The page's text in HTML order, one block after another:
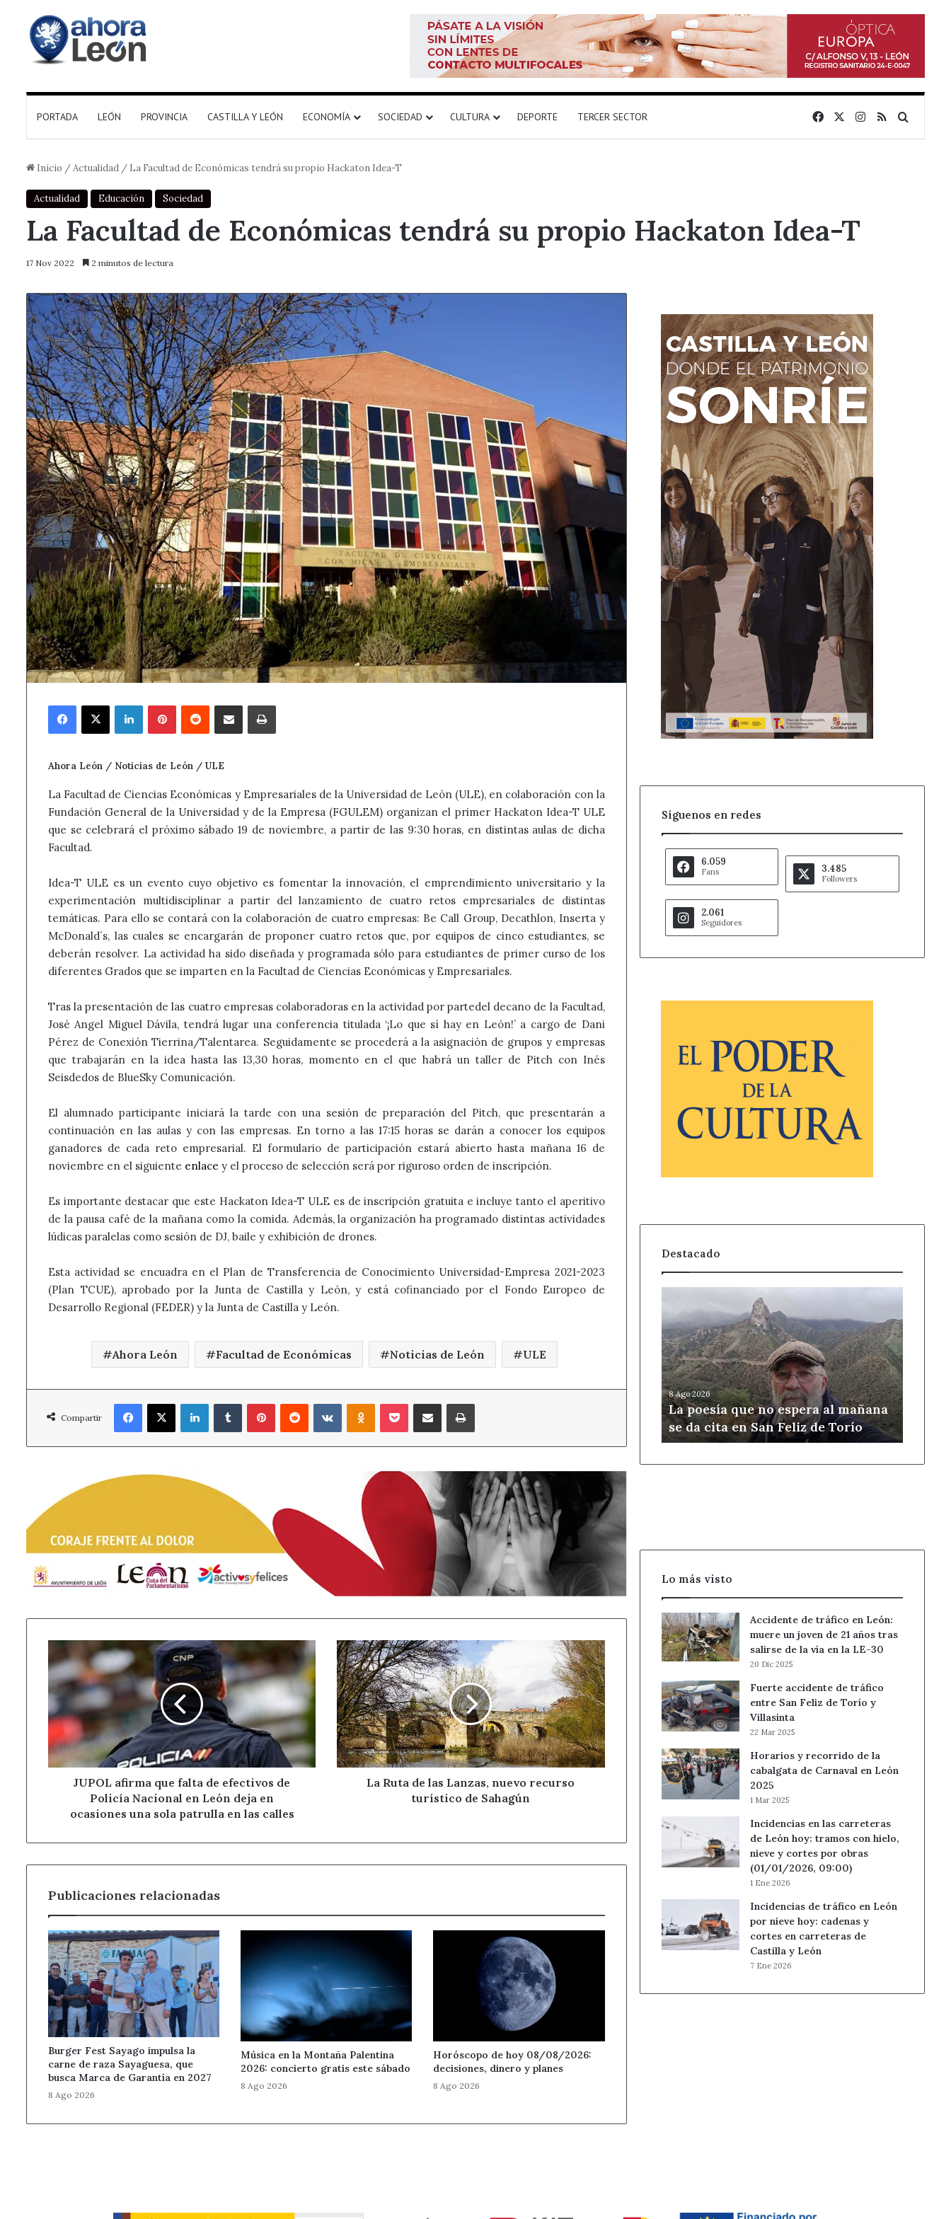
PORTADA LEÓN PROVINCIA CASTILLA Y LEÓN ECONOMÍA SOCIEDAD CULTURA DEPORTE TERCER SECTOR FacebookInstagram
RSS
Inicio /Actualidad / La Facultad de Económicas tendrá su propio Hackaton Idea-T
Actualidad Educación Sociedad
La Facultad de Económicas tendrá su propio Hackaton Idea-T
17 Nov 2022 2 minutos de lectura
Facebook
X LinkedInPinterestReddit Compartir por correo electrónicoImprimir
Ahora León / Noticias de León / ULE
La Facultad de Ciencias Económicas y Empresariales de la Universidad de León (ULE), en colaboración con la
Fundación General de la Universidad y de la Empresa (FGULEM) organizan el primer Hackaton Idea-T ULE
que se celebrará el próximo sábado 19 de noviembre, a partir de las 9:30 horas, en distintas aulas de dicha
Facultad.
Idea-T ULE es un evento cuyo objetivo es fomentar la innovación, el emprendimiento universitario y la
experimentación multidisciplinar a partir del lanzamiento de cuatro retos empresariales de distintas
temáticas. Para ello se contará con la colaboración de cuatro empresas: Be Call Group, Decathlon, Inserta y
McDonald´s, las cuales se encargarán de proponer cuatro retos que, por equipos de cinco estudiantes, se
deberán resolver. La actividad ha sido diseñada y programada sólo para estudiantes de primer curso de los
diferentes Grados que se imparten en la Facultad de Ciencias Económicas y Empresariales.
Tras la presentación de las cuatro empresas colaboradoras en la actividad por partedel decano de la Facultad,
José Angel Miguel Dávila, tendrá lugar una conferencia titulada ‘¡Lo que sí hay en León!’ a cargo de Dani
Pérez de Conexión Tierrina/Talentarea. Seguidamente se procederá a la asignación de grupos y empresas
que trabajarán en la idea hasta las 13,30 horas, momento en el que habrá un taller de Pitch con Inés
Seisdedos de BlueSky Comunicación.
El alumnado participante iniciará la tarde con una sesión de preparación del Pitch, que presentarán a
continuación en las aulas y con las empresas. En torno a las 17:15 horas se darán a conocer los equipos
ganadores de cada reto empresarial. El formulario de participación estará abierto hasta mañana 16 de
noviembre en el siguiente enlace y el proceso de selección será por riguroso orden de inscripción.
Es importante destacar que este Hackaton Idea-T ULE es de inscripción gratuita e incluye tanto el aperitivo
de la pausa café de la mañana como la comida. Además, la organización ha programado distintas actividades
lúdicas paralelas como sesión de DJ, baile y exhibición de drones.
Esta actividad se encuadra en el Plan de Transferencia de Conocimiento Universidad-Empresa 2021-2023
(Plan TCUE), aprobado por la Junta de Castilla y León, y está cofinanciado por el Fondo Europeo de
Desarrollo Regional (FEDER) y la Junta de Castilla y León.
Ahora León Facultad de Económicas Noticias de León ULE
Compartir
Facebook
X LinkedInTumblrPinterestReddit VKontakteOdnoklassniki
PocketCompartir por correo electrónicoImprimir
JUPOL
afirma
que
falta
efectivos
de
Policía
Nacional
ocasiones
en
las
calles
JUPOL afirma que falta de efectivos de
Policía Nacional en León deja en
ocasiones una sola patrulla en las calles
La
Ruta
de
las
Lanzas,
nuevo
recurso
turístico
de
SahagúnLa Ruta de las Lanzas, nuevo recurso
turístico de Sahagún
Publicaciones relacionadas
Burger Fest Sayago impulsa la
carne de raza Sayaguesa, que
busca Marca de Garantía en 2027
8 Ago 2026
Música en la Montaña Palentina
2026: concierto gratis este sábado
8 Ago 2026
Horóscopo de hoy 08/08/2026:
decisiones, dinero y planes
8 Ago 2026
Síguenos en redes
6.059
Fans 3.485
Followers
2.061
Seguidores
Destacado
que
no
espera
al
mañana
se
da
cita
en
8 Ago 2026
La poesía que no espera al mañana
se da cita en San Feliz de Torío
Lo más visto
Accidente de tráfico en León:
muere un joven de 21 años tras
salirse de la vía en la LE-30
20 Dic 2025
Fuerte accidente de tráfico
entre San Feliz de Torío y
Villasinta
22 Mar 2025
Horarios y recorrido de la
cabalgata de Carnaval en León
2025
1 Mar 2025
Incidencias en las carreteras
de León hoy: tramos con hielo,
nieve y cortes por obras
(01/01/2026, 09:00)
1 Ene 2026
Incidencias de tráfico en León
por nieve hoy: cadenas y
cortes en carreteras de
Castilla y León
7 Ene 2026